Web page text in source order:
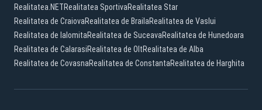
Realitatea.NETRealitatea SportivaRealitatea Star
Realitatea de CraiovaRealitatea de BrailaRealitatea de Vaslui
Realitatea de IalomitaRealitatea de SuceavaRealitatea de Hunedoara
Realitatea de CalarasiRealitatea de OltRealitatea de Alba
Realitatea de CovasnaRealitatea de ConstantaRealitatea de Harghita